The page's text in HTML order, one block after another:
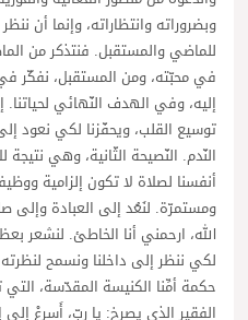
وبضروراته وانتظاراته، وإنما أن
للماضي والمستقبل. فنتذكر من
في محبّته، ومن المستقبل، نفكّر
إليه، وفي الهدف النّهائي
توسيع القلب، ويحفّزنا لكي نعود
النّدم. النّصيحة الثّانية، وهي
أنفسنا لصلاة لا تكون إلزامية
ومستمرّة. لنَعُد إلى العبادة وإلى
الله، ارحمني أنا الخاطئ. لنشعر
لكي ننظر إلى داخلنا ونسمح
حكمة أمِّنا الكنيسة المقدّسة، التي
الفقير الذي يصرخ: يا ربّ، أَسرِعْ إِلى